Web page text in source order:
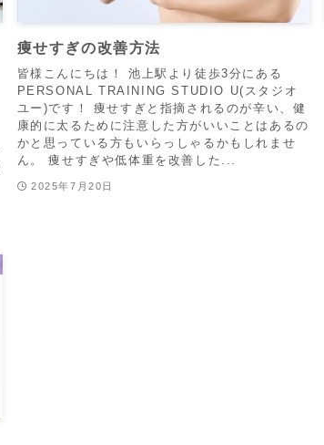
痩せすぎの改善方法
皆様こんにちは！ 池上駅より徒歩3分にある
PERSONAL TRAINING STUDIO U(スタジオ
ユー)です！ 痩せすぎと指摘されるのが辛い、健
康的に太るために注意した方がいいことはあるの
かと思っている方もいらっしゃるかもしれませ
ん。 痩せすぎや低体重を改善した...
2025年7月20日